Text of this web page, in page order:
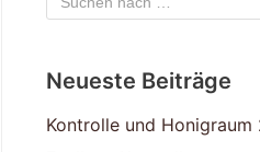
Neueste Beiträge
Kontrolle und Honigraum